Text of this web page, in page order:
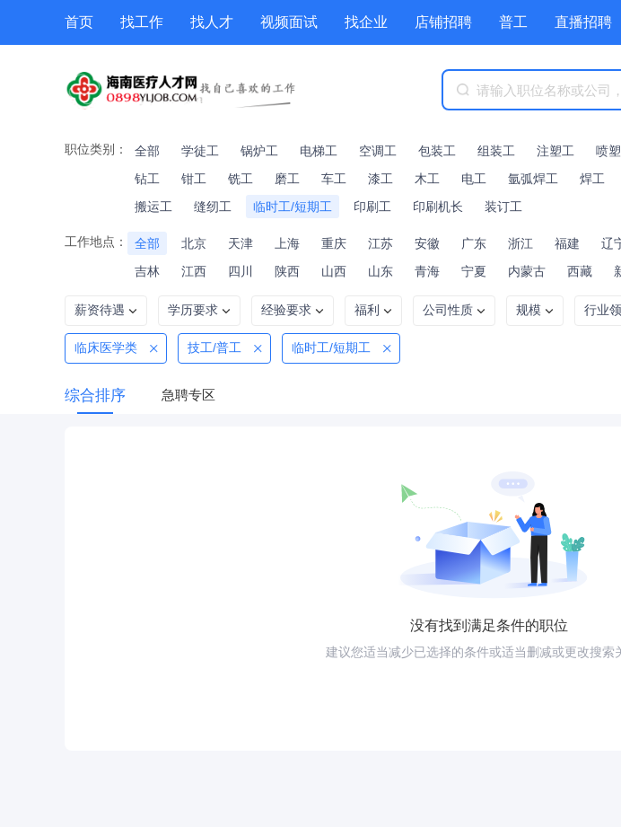
首页 找工作 找人才 视频面试 找企业 店铺招聘 普工 直播招聘
商城 附近职位 工具箱
职位类别： 全部 学徒工 锅炉工 电梯工 空调工 包装工 组装工 注塑工 喷
钻工
钳工 铣工 磨工 车工 漆工 木工 电工 氩弧焊工 焊工
搬运工
缝纫工 临时工/短期工 印刷工 印刷机长 装订工
工作地点： 全部 北京 天津 上海 重庆 江苏 安徽 广东 浙江 福建 辽
吉林
江西 四川 陕西 山西 山东 青海 宁夏 内蒙古 西藏
薪资待遇 学历要求 经验要求 福利 公司性质 规模 行业
临床医学类 技工/普工 临时工/短期工
综合排序 急聘专区
没有找到满足条件的职位
建议您适当减少已选择的条件或适当删减或更改搜索